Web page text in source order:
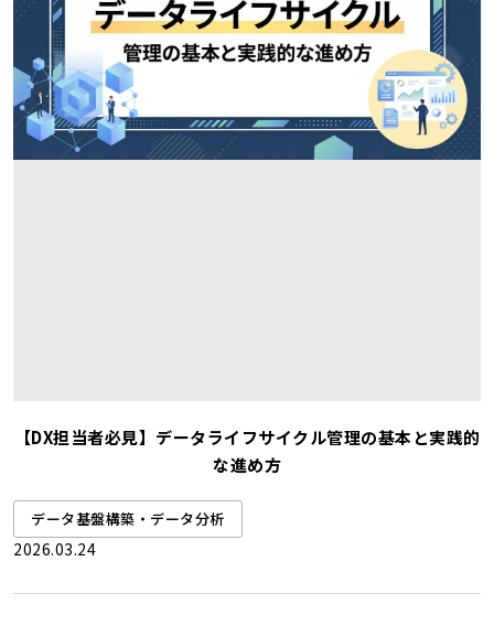
【DX担当者必見】データライフサイクル管理の基本と実践的
な進め方
データ基盤構築・データ分析
2026.03.24